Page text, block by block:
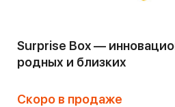
Surprise Box —
родных и близких
Скоро в продаже